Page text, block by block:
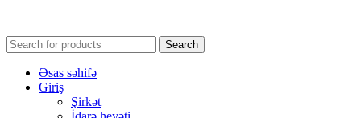
Search
Əsas səhifə
Giriş
Şirkət